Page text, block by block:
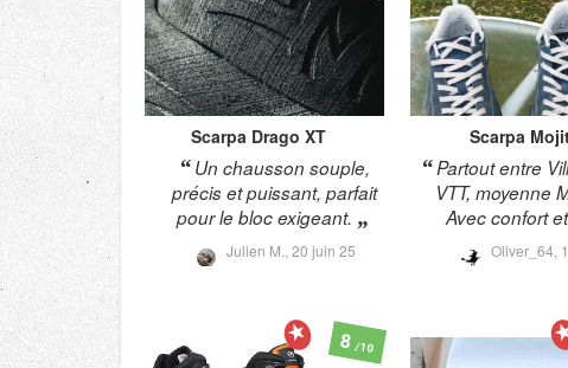
Scarpa Drago XT
Un chausson souple,
précis et puissant, parfait
pour le bloc exigeant.
Julien M.,20 juin 25
Scarpa
Partout entre
VTT, moyenne
Avec confort
Oliver_64,
8/10